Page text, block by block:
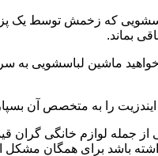
که زخمش توسط یک
بماند.
خواهید ماشین لباسشویی به
را به متخصص آن
جمله لوازم خانگی گران
باشد برای همگان